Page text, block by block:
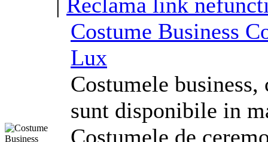
Costume Business
Lux
Costumele
sunt disponibile in
Costumele de